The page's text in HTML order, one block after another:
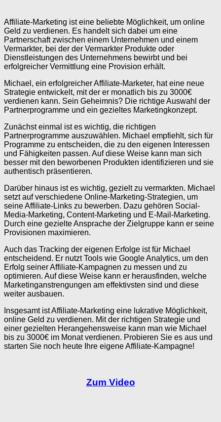
Affiliate-Marketing ist eine beliebte Möglichkeit, um online
Geld zu verdienen. Es handelt sich dabei um eine
Partnerschaft zwischen einem Unternehmen und einem
Vermarkter, bei der der Vermarkter Produkte oder
Dienstleistungen des Unternehmens bewirbt und bei
erfolgreicher Vermittlung eine Provision erhält.
Michael, ein erfolgreicher Affiliate-Marketer, hat eine neue
Strategie entwickelt, mit der er monatlich bis zu 3000€
verdienen kann. Sein Geheimnis? Die richtige Auswahl der
Partnerprogramme und ein gezieltes Marketingkonzept.
Zunächst einmal ist es wichtig, die richtigen
Partnerprogramme auszuwählen. Michael empfiehlt, sich für
Programme zu entscheiden, die zu den eigenen Interessen
und Fähigkeiten passen. Auf diese Weise kann man sich
besser mit den beworbenen Produkten identifizieren und sie
authentisch präsentieren.
Darüber hinaus ist es wichtig, gezielt zu vermarkten. Michael
setzt auf verschiedene Online-Marketing-Strategien, um
seine Affiliate-Links zu bewerben. Dazu gehören Social-
Media-Marketing, Content-Marketing und E-Mail-Marketing.
Durch eine gezielte Ansprache der Zielgruppe kann er seine
Provisionen maximieren.
Auch das Tracking der eigenen Erfolge ist für Michael
entscheidend. Er nutzt Tools wie Google Analytics, um den
Erfolg seiner Affiliate-Kampagnen zu messen und zu
optimieren. Auf diese Weise kann er herausfinden, welche
Marketinganstrengungen am effektivsten sind und diese
weiter ausbauen.
Insgesamt ist Affiliate-Marketing eine lukrative Möglichkeit,
online Geld zu verdienen. Mit der richtigen Strategie und
einer gezielten Herangehensweise kann man wie Michael
bis zu 3000€ im Monat verdienen. Probieren Sie es aus und
starten Sie noch heute Ihre eigene Affiliate-Kampagne!
Zum Video